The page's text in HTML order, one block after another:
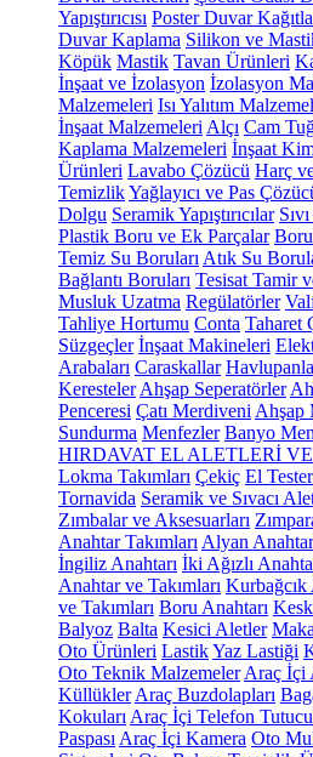
Yapıştırıcısı Poster Duvar
Duvar Kaplama Silikon ve
Köpük Mastik Tavan Ürünleri
İnşaat ve İzolasyon İzolasyon
Malzemeleri Isı Yalıtım
İnşaat Malzemeleri Alçı Cam
Kaplama Malzemeleri İnşaat
Ürünleri Lavabo Çözücü Harç
TemizlikYağlayıcı ve Pas
Dolgu Seramik Yapıştırıcılar
Plastik Boru ve Ek Parçalar
Temiz Su Boruları Atık Su
Bağlantı Boruları Tesisat Tamir
Musluk Uzatma Regülatörler
Tahliye Hortumu Conta Taharet
Süzgeçler İnşaat Makineleri
Arabaları Caraskallar
Keresteler Ahşap Seperatörler
Penceresi Çatı Merdiveni Ahşap
Sundurma Menfezler Banyo
HIRDAVAT EL ALETLERİ
Lokma Takımları Çekiç El
Tornavida Seramik ve Sıvacı
Zımbalar ve Aksesuarları
Anahtar Takımları Alyan
İngiliz Anahtarı İki Ağızlı
Anahtar ve Takımları Kurbağcık
ve Takımları Boru Anahtarı
Balyoz Balta Kesici Aletler
Oto Ürünleri LastikYaz Lastiği
Oto Teknik Malzemeler Araç İçi
Küllükler Araç Buzdolapları
Kokuları Araç İçi Telefon
Paspası Araç İçi Kamera Oto